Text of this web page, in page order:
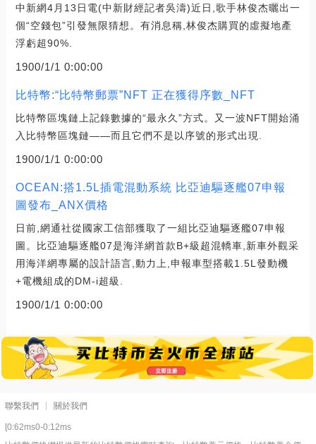
中新網4月13日電(中新財經記者吳濤)近日,歌手林俊杰曬出一
個“空錢包”引發無限猜想。有消息稱,林俊杰購買的虛擬地產
浮虧超90%.
1900/1/1 0:00:00
比特幣:“比特幣郵票”NFT 正在獲得序數_NFT
比特幣區塊鏈上記錄數據的“最永久”方式。又一波NFT開始涌
入比特幣區塊鏈——而且它們不是以序號的形式出現.
1900/1/1 0:00:00
OCEAN:搭1.5L插電混動系統 比亞迪驅逐艦07申報
圖發布_ANX價格
日前,網通社從國家工信部獲取了一組比亞迪驅逐艦07申報
圖。比亞迪驅逐艦07是海洋網首款B+級超混轎車,新車外觀采
用海洋網專屬的設計語言,動力上,申報車型搭載1.5L發動機
+電機組成的DM-i超級.
1900/1/1 0:00:00
聯繫我們 關於我們
[0:62ms0-0:12ms